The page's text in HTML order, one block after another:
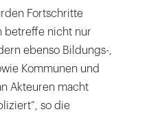
Fortschritte
betreffe nicht nur
ebenso Bildungs-,
Kommunen und
Akteuren macht
so die